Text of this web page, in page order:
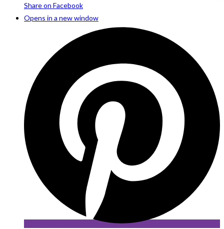
Share on Facebook
Opens in a new window